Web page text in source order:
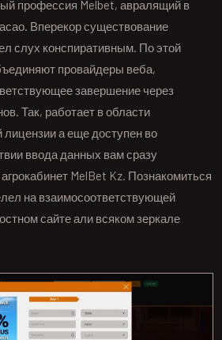
профессия Melbet, авралящий в
Вперекор существование
слух конспиративным. По этой
провайдеры веба,
завершение через
Так, работает в области
лицензии а еще доступен во
ввода данных вам сразу
MelBet Kz. Познакомиться
на взаимосоответствующей
сайте али всяком зеркале